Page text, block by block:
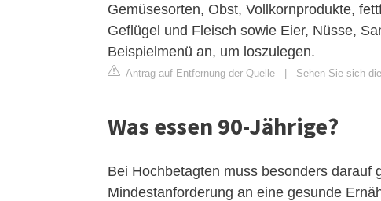
Gemüsesorten, Obst, Vollkornprodukte,
Geflügel und Fleisch sowie Eier, Nüsse,
Beispielmenü an, um loszulegen.
Antrag auf Entfernung der Quelle | Sehen Sie sich
Was essen 90-Jährige?
Bei Hochbetagten muss besonders darauf
Mindestanforderung an eine gesunde